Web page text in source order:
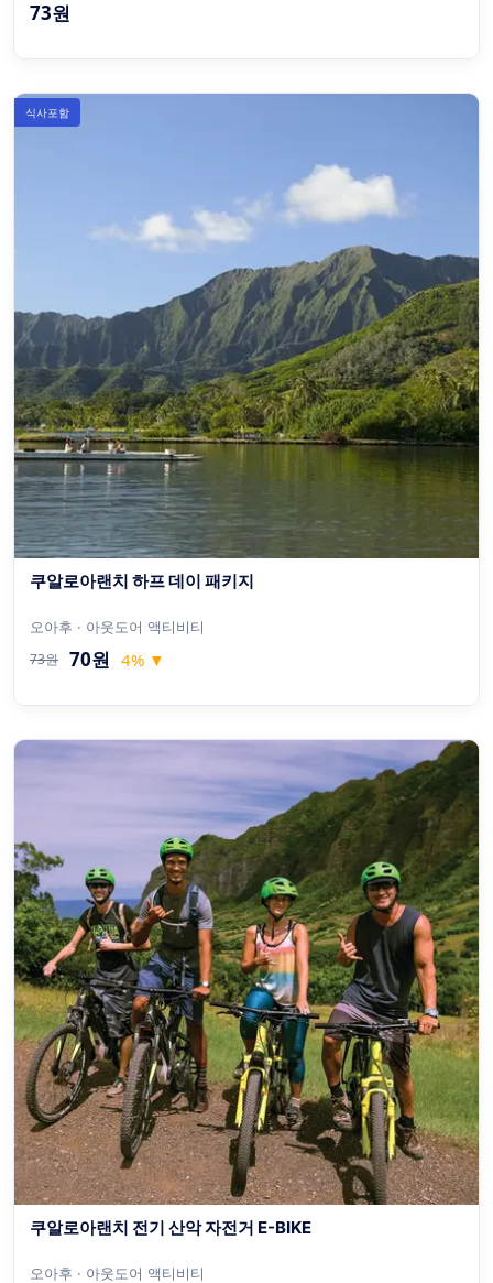
73원
식사포함
쿠알로아랜치 하프 데이 패키지
오아후 · 아웃도어 액티비티
73원 70원 4% ▼
쿠알로아랜치 전기 산악 자전거 E-BIKE
오아후 · 아웃도어 액티비티